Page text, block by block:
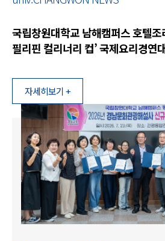
국립창원대학교 남해캠퍼스 호텔
필리핀 컬리너리 컵’ 국제요리경연
자세히보기 +